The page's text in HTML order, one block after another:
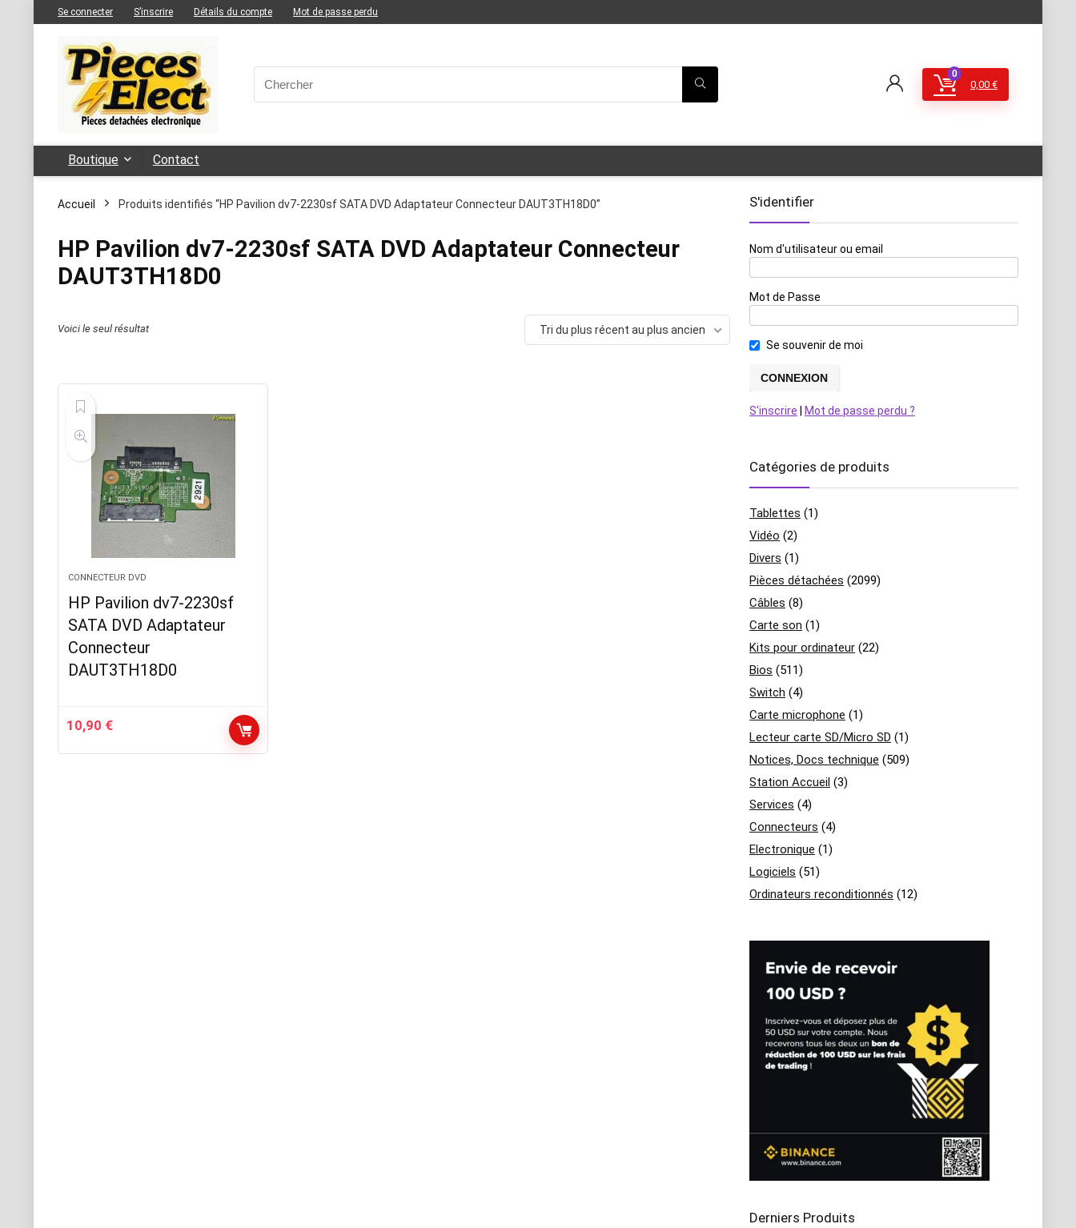
Se connecter S’inscrire Détails du compte Mot de passe perdu
0
0,00 €
Boutique Contact
Accueil Produits identifiés “HP Pavilion dv7-2230sf SATA DVD Adaptateur Connecteur DAUT3TH18D0”
HP Pavilion dv7-2230sf SATA DVD Adaptateur Connecteur
DAUT3TH18D0
Voici le seul résultat Tri du plus récent au plus ancien
CONNECTEUR DVD
HP Pavilion dv7-2230sf
SATA DVD Adaptateur
Connecteur
DAUT3TH18D0
10,90 €
S'identifier
Nom d'utilisateur ou email
Mot de Passe
Se souvenir de moi
S'inscrire Mot de passe perdu ?
Catégories de produits
Tablettes (1)
Vidéo (2)
Divers (1)
Pièces détachées (2099)
Câbles (8)
Carte son (1)
Kits pour ordinateur (22)
Bios (511)
Switch (4)
Carte microphone (1)
Lecteur carte SD/Micro SD (1)
Notices, Docs technique (509)
Station Accueil (3)
Services (4)
Connecteurs (4)
Electronique (1)
Logiciels (51)
Ordinateurs reconditionnés (12)
Derniers Produits